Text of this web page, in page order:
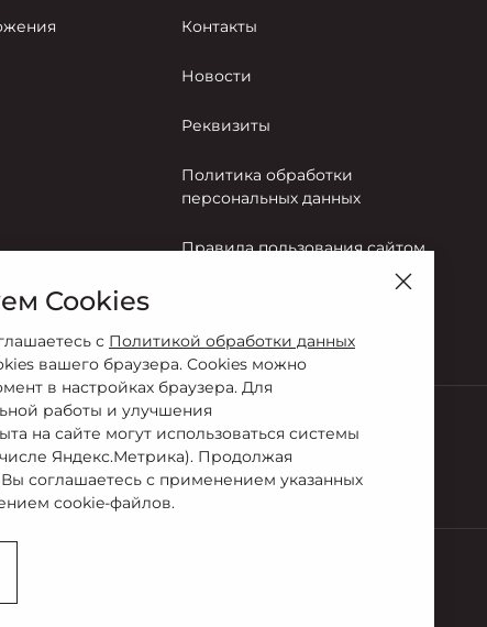
Контакты
Новости
Реквизиты
Политика обработки
персональных данных
Правила пользования сайтом
01
Cookies
с Политикой обработки данных
вашего браузера. Cookies можно
в настройках браузера. Для
работы и улучшения
на сайте могут использоваться системы
Яндекс.Метрика). Продолжая
соглашаетесь с применением указанных
cookie-файлов.